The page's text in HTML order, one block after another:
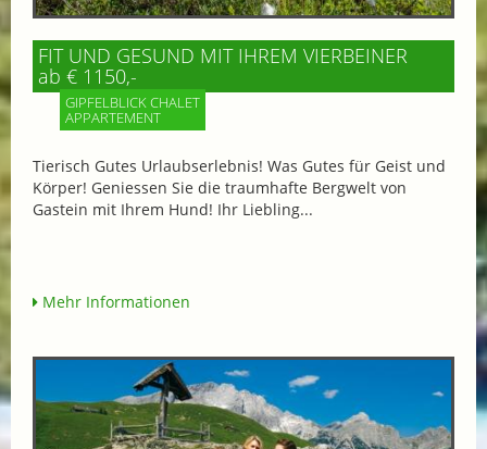
FIT UND GESUND MIT IHREM VIERBEINER
ab € 1150,-
GIPFELBLICK CHALET
APPARTEMENT
Tierisch Gutes Urlaubserlebnis! Was Gutes für Geist und
Körper! Geniessen Sie die traumhafte Bergwelt von
Gastein mit Ihrem Hund! Ihr Liebling...
Mehr Informationen